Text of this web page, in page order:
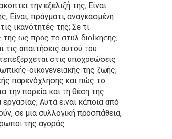
την εξέλιξή της; Είναι
Είναι, πράγματι, αναγκασμένη
ικανότητές της; Σε τι
ως προς το στυλ διοίκησης;
τις απαιτήσεις αυτού του
στις υποχρεώσεις
οικογενειακής της ζωής;
παρενόχλησης και πώς το
την πορεία και τη θέση της
Αυτά είναι κάποια από
σε μια συλλογική προσπάθεια,
της αγοράς.